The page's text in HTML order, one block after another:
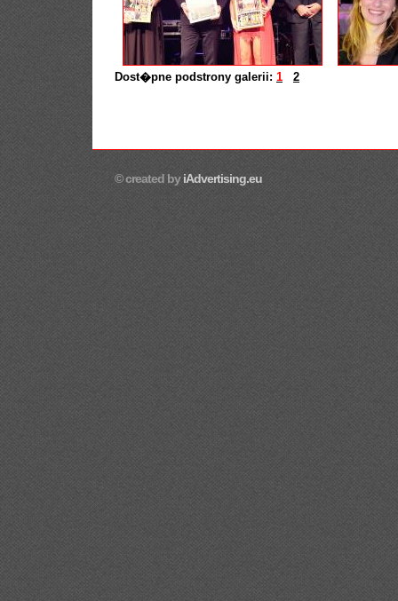
Dost�pne podstrony galerii: 1 2
© created byiAdvertising.eu